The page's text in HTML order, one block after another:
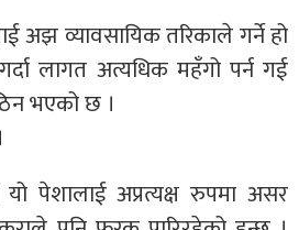
अझ व्यावसायिक तरिकाले गर्ने हो
लागत अत्यधिक महँगो पर्न गई
भएको छ ।
पेशालाई अप्रत्यक्ष रुपमा असर